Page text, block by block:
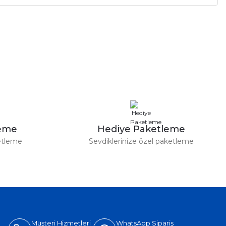
Hediye Paketleme
Sevdiklerinize özel paketleme
Müşteri Hizmetleri WhatsApp Sipariş